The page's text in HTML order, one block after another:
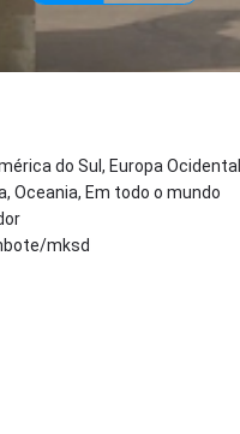
do Sul, Europa
Oceania, Em todo o mundo
mksd